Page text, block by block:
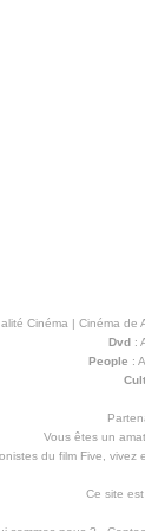
Cinéma | Cinéma de
Dvd:
People :
Vous êtes un
du film Five,
Ce site